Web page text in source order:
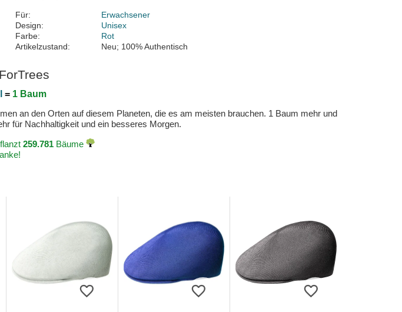
Für:
Erwachsener
Design:
Unisex
Farbe:
Rot
Artikelzustand:
Neu; 100% Authentisch
= 1 Baum
an den Orten auf diesem Planeten, die es am meisten brauchen. 1 Baum mehr und
für Nachhaltigkeit und ein besseres Morgen.
259.781Bäume